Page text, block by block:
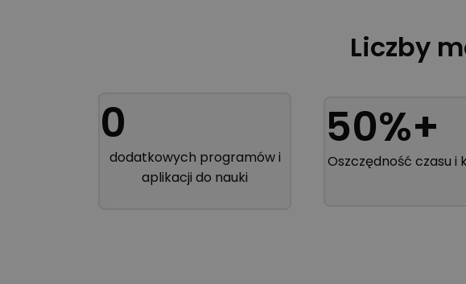
Liczby
0
dodatkowych programów i
aplikacji do nauki
50%+​
Oszczędność czasu i